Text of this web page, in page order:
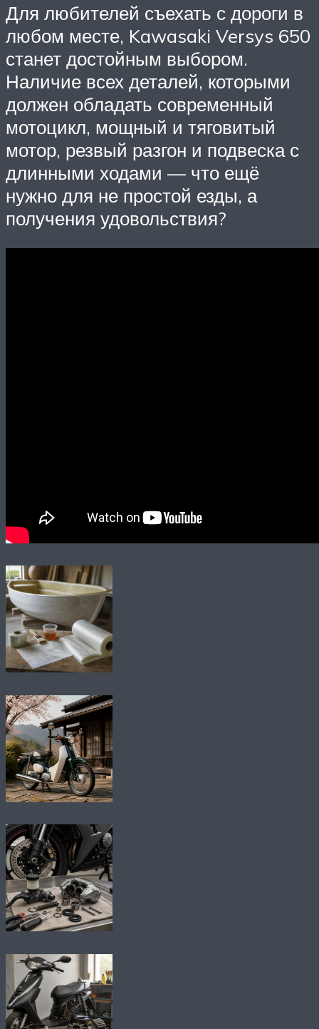
Для любителей съехать с дороги в
любом месте, Kawasaki Versys 650
станет достойным выбором.
Наличие всех деталей, которыми
должен обладать современный
мотоцикл, мощный и тяговитый
мотор, резвый разгон и подвеска с
длинными ходами — что ещё
нужно для не простой езды, а
получения удовольствия?